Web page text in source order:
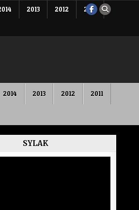
2013 2012 2011
2014 2013 2012 2011
SYLAK